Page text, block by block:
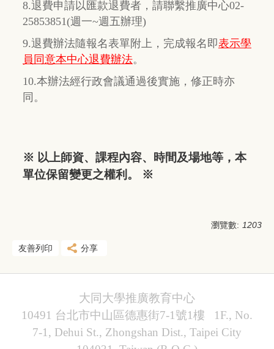
8.退費申請以匯款退費者，請聯繫推廣中心02-
25853851(週一~週五辦理)
9.退費辦法隨報名表單附上，完成報名即表示學
員同意本中心退費辦法。
10.本辦法經行政會議通過後實施，修正時亦
同。
※ 以上師資、課程內容、時間及場地等，本
單位保留變更之權利。 ※
瀏覽數: 1203
友善列印 分享
大同大學推廣教育中心
10491 台北市中山區德惠街7-1號1樓 1F., No.
7-1, Dehui St., Zhongshan Dist., Taipei City